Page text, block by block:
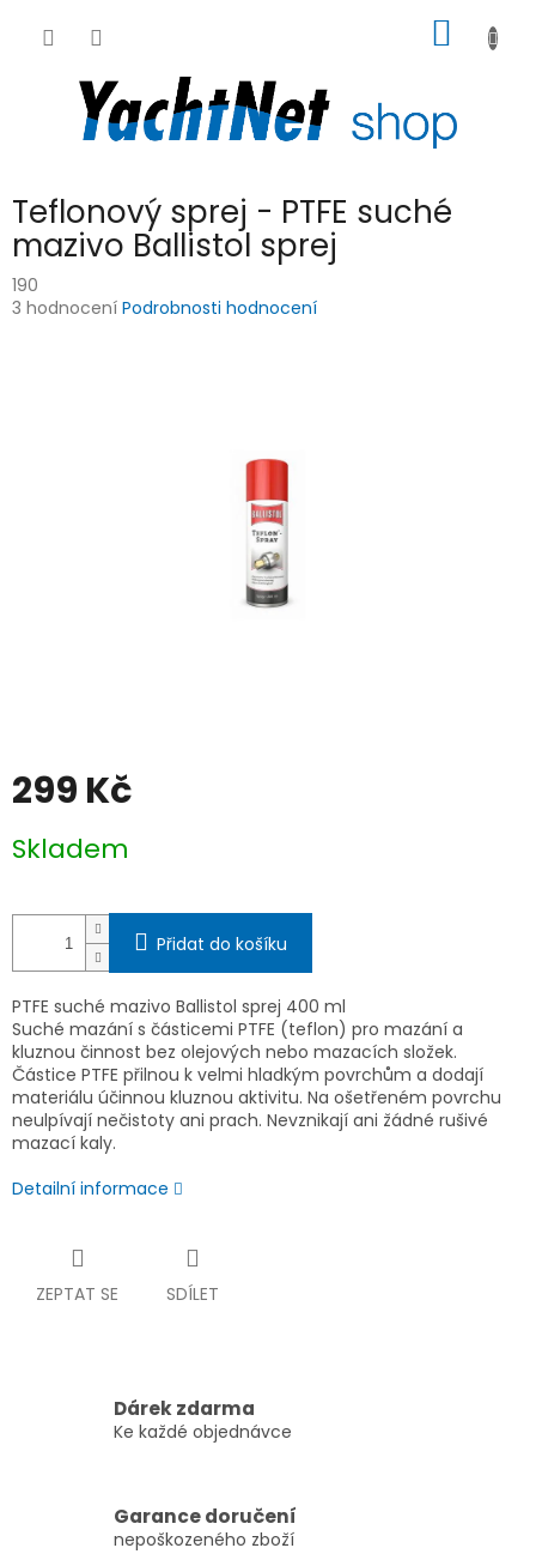
KOŠÍK
Teflonový sprej - PTFE suché
mazivo Ballistol sprej
190
Průměrné
3 hodnocení Podrobnosti hodnocení
299 Kč
cena:
Skladem
Přidat do košíku
PTFE suché mazivo Ballistol sprej 400 ml
Suché mazání s částicemi PTFE (teflon) pro mazání a
kluznou činnost bez olejových nebo mazacích složek.
Částice PTFE přilnou k velmi hladkým povrchům a dodají
materiálu účinnou kluznou aktivitu. Na ošetřeném povrchu
neulpívají nečistoty ani prach. Nevznikají ani žádné rušivé
mazací kaly.
Detailní informace
ZEPTAT SE SDÍLET
Dárek zdarma
Ke každé objednávce
Garance doručení
nepoškozeného zboží